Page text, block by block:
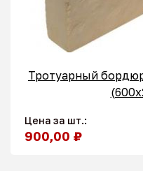
Тротуарный
Цена за шт.:
900,00 ₽